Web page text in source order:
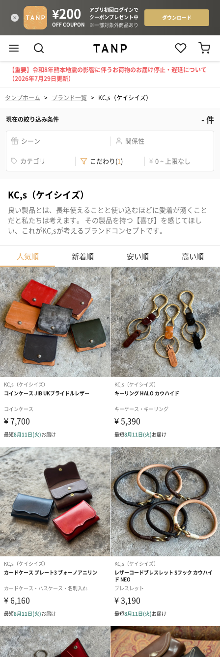
【重要】令和8年熊本地震の影響に伴うお荷物のお届け停止・遅延について
（2026年7月29日更新）
タンプホーム > ブランド一覧 > KC,s（ケイシイズ）
現在の絞り込み条件 -件
シーン 関係性
カテゴリ こだわり(1) ¥ 0 ~ 上限なし
KC,s（ケイシイズ）
良い製品とは、長年使えることと使い込むほどに愛着が湧くこと
だと私たちは考えます。 その製品を持つ【喜び】を感じてほし
い、これがKC,sが考えるブランドコンセプトです。
人気順 新着順 安い順 高い順